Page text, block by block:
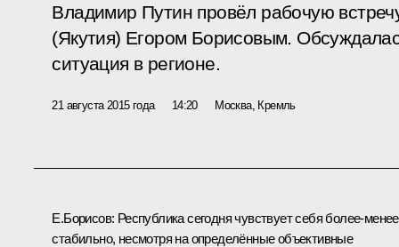
Владимир Путин провёл рабочую
(Якутия) Егором Борисовым.
ситуация в регионе.
21 августа 2015 года 14:20 Москва, Кремль
Е.Борисов: Республика сегодня чувствует себя более-менее
стабильно, несмотря на определённые объективные